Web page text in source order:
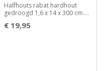
Halfhouts rabat hardhout
gedroogd 1,6 x 14 x 300 cm....
€ 19,95